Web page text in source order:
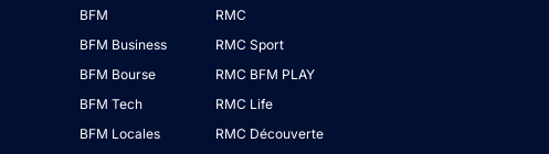
BFM
BFM Business
BFM Bourse
BFM Tech
BFM Locales
RMC
RMC Sport
RMC BFM PLAY
RMC Life
RMC Découverte